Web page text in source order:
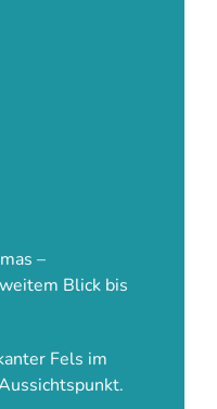
–
Blick bis
Fels im